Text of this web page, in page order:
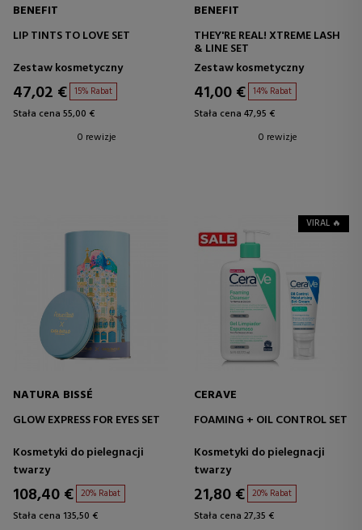
BENEFIT
LIP TINTS TO LOVE SET
Zestaw kosmetyczny
47,02 € 15% Rabat
Stała cena 55,00 €
0 rewizje
BENEFIT
THEY'RE REAL! XTREME LASH
& LINE SET
Zestaw kosmetyczny
41,00 € 14% Rabat
Stała cena 47,95 €
0 rewizje
NATURA BISSÉ
GLOW EXPRESS FOR EYES SET
Kosmetyki do pielegnacji
twarzy
108,40 € 20% Rabat
Stała cena 135,50 €
VIRAL 🔥
CERAVE
FOAMING + OIL CONTROL SET
Kosmetyki do pielegnacji
twarzy
21,80 € 20% Rabat
Stała cena 27,35 €